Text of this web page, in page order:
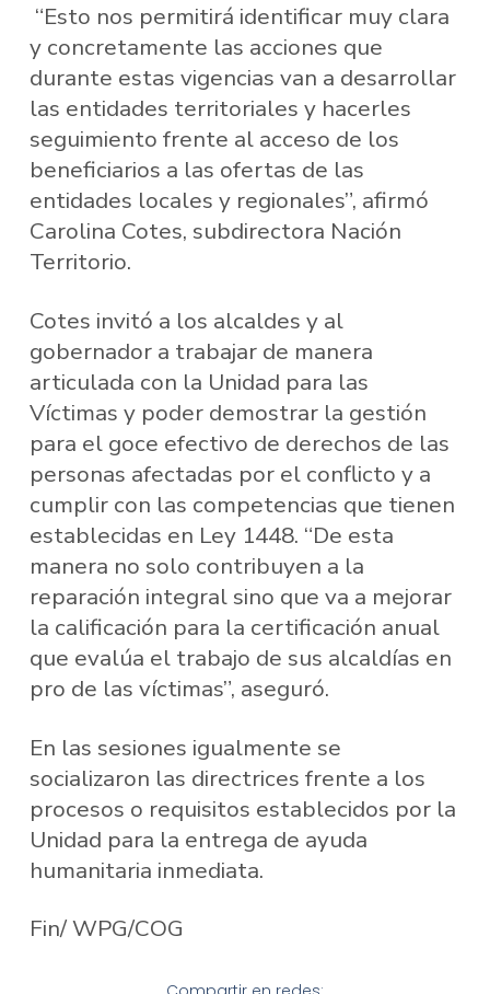
“Esto nos permitirá identificar muy clara
y concretamente las acciones que
durante estas vigencias van a desarrollar
las entidades territoriales y hacerles
seguimiento frente al acceso de los
beneficiarios a las ofertas de las
entidades locales y regionales”, afirmó
Carolina Cotes, subdirectora Nación
Territorio.
Cotes invitó a los alcaldes y al
gobernador a trabajar de manera
articulada con la Unidad para las
Víctimas y poder demostrar la gestión
para el goce efectivo de derechos de las
personas afectadas por el conflicto y a
cumplir con las competencias que tienen
establecidas en Ley 1448. “De esta
manera no solo contribuyen a la
reparación integral sino que va a mejorar
la calificación para la certificación anual
que evalúa el trabajo de sus alcaldías en
pro de las víctimas”, aseguró.
En las sesiones igualmente se
socializaron las directrices frente a los
procesos o requisitos establecidos por la
Unidad para la entrega de ayuda
humanitaria inmediata.
Fin/ WPG/COG